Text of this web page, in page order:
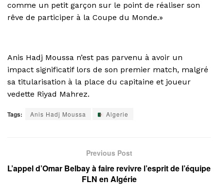
comme un petit garçon sur le point de réaliser son
rêve de participer à la Coupe du Monde.»
Anis Hadj Moussa n’est pas parvenu à avoir un
impact significatif lors de son premier match, malgré
sa titularisation à la place du capitaine et joueur
vedette Riyad Mahrez.
Tags: Anis Hadj Moussa Algerie
Previous Post
L’appel d’Omar Belbay à faire revivre l’esprit de l’équipe
FLN en Algérie